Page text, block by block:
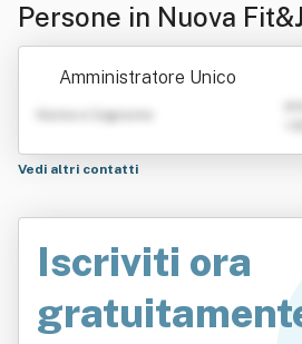
Persone in Nuova
tà Sportiva
Amministratore Unico
Nome e Cognome
Vedi altri contatti
Iscriviti ora